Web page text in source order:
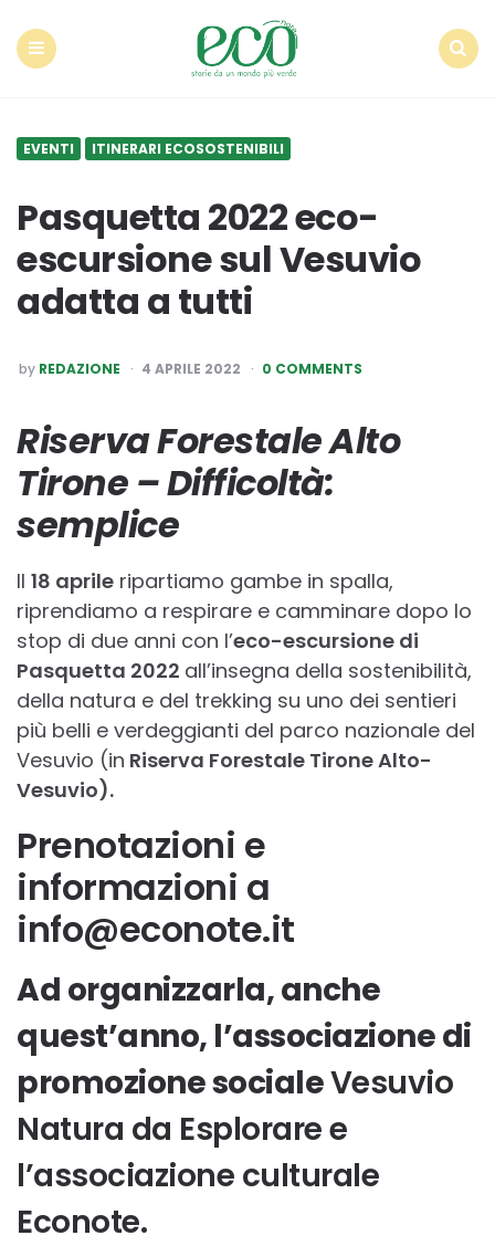
EVENTI ITINERARI ECOSOSTENIBILI
Pasquetta 2022 eco-
escursione sul Vesuvio
adatta a tutti
POSTED
BY
by REDAZIONE 4 APRILE 2022 0 COMMENTS
Riserva Forestale Alto
Tirone – Difficoltà:
semplice
Il 18 aprile ripartiamo gambe in spalla,
riprendiamo a respirare e camminare dopo lo
stop di due anni con l’eco-escursione di
Pasquetta 2022 all’insegna della sostenibilità,
della natura e del trekking su uno dei sentieri
più belli e verdeggianti del parco nazionale del
Vesuvio (in Riserva Forestale Tirone Alto-
Vesuvio).
Prenotazioni e
informazioni a
info@econote.it
Ad organizzarla, anche
quest’anno, l’associazione di
promozione socialeVesuvio
Natura da Esplorare e
l’associazione culturale
Econote.